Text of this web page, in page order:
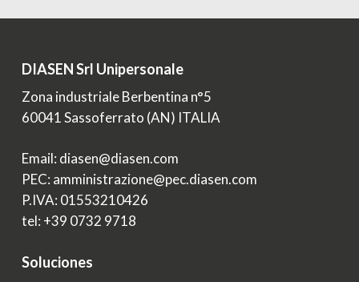
DIASEN Srl Unipersonale
Zona industriale Berbentina n°5
60041 Sassoferrato (AN) ITALIA
Email: diasen@diasen.com
PEC: amministrazione@pec.diasen.com
P.IVA: 01553210426
tel: +39 0732 9718
Soluciones